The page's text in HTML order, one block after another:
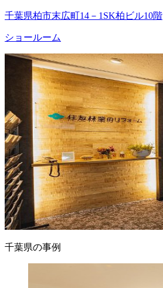
千葉県柏市末広町14－1SK柏ビル10階
ショールーム
千葉県の事例